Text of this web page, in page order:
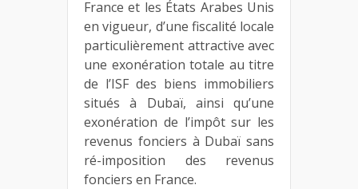
France et les États Arabes Unis
en vigueur, d’une fiscalité locale
particulièrement attractive avec
une exonération totale au titre
de l’ISF des biens immobiliers
situés à Dubaï, ainsi qu’une
exonération de l’impôt sur les
revenus fonciers à Dubaï sans
ré-imposition des revenus
fonciers en France.